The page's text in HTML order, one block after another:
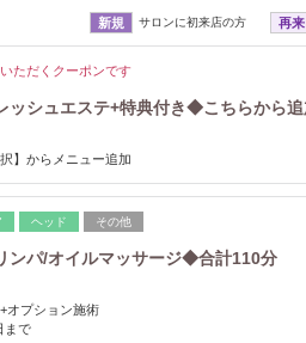
新規 サロンに初来店の方 再来
ただくクーポンです
ッシュエステ+特典付き◆こちらから追
】からメニュー追加
ヘッド その他
パ/オイルマッサージ◆合計110分
オプション施術
まで